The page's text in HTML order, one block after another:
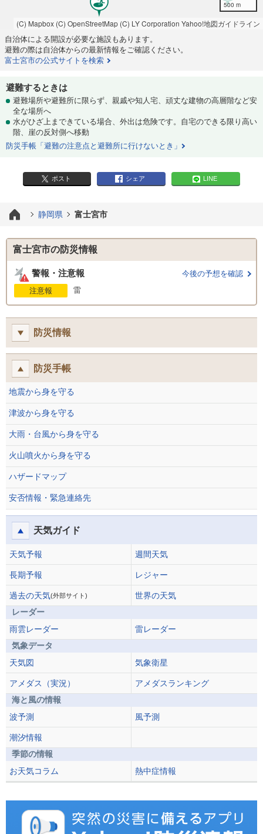
500 m
(C) Mapbox (C) OpenStreetMap (C) LY Corporation Yahoo!地図ガイドライン
自治体による開設が必要な施設もあります。
避難の際は自治体からの最新情報をご確認ください。
富士宮市の公式サイトを検索
避難するときは
避難場所や避難所に限らず、親戚や知人宅、頑丈な建物の高層階など安
全な場所へ
水がひざ上まできている場合、外出は危険です。自宅のできる限り高い
階、崖の反対側へ移動
防災手帳「避難の注意点と避難所に行けないとき」
ポスト シェア LINE
静岡県 富士宮市
富士宮市の防災情報
警報・注意報
今後の予想を確認
注意報
雷
防災情報
防災手帳
地震から身を守る
津波から身を守る
大雨・台風から身を守る
火山噴火から身を守る
ハザードマップ
安否情報・緊急連絡先
天気ガイド
天気予報 週間天気
長期予報 レジャー
過去の天気(外部サイト)
世界の天気
レーダー
雨雲レーダー
雷レーダー
気象データ
天気図
気象衛星
アメダス（実況）
アメダスランキング
海と風の情報
波予測
風予測
潮汐情報
季節の情報
お天気コラム
熱中症情報